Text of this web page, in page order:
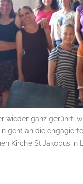
wieder ganz gerührt,
geht an die
Kirche St.Jakobus